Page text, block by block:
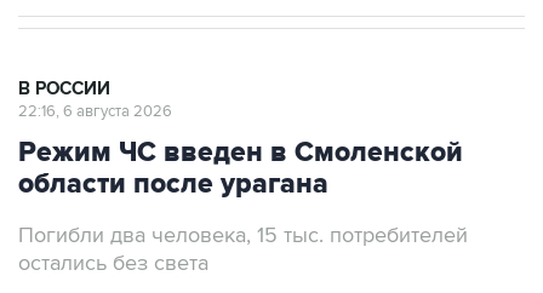
В РОССИИ
22:16, 6 августа 2026
Режим ЧС введен в Смоленской
области после урагана
Погибли два человека, 15 тыс. потребителей
остались без света